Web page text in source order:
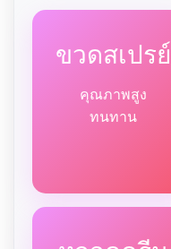
ขวดสเปรย์
คุณภาพสูง
ทนทาน